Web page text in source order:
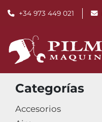
+34 973 449 021
Categorías
Accesorios